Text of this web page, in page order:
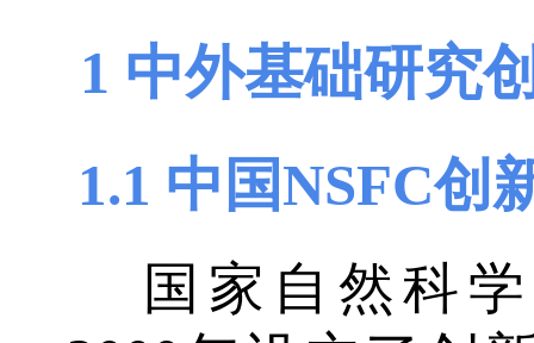
1 中外基础研究
1.1 中国NSFC创
国家自然科